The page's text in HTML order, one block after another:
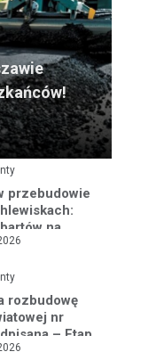
przebudowie
na
rozbudowę
nr
– Etap